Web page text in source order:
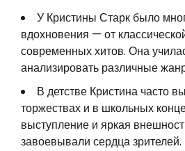
У Кристины Старк было
вдохновения — от
современных хитов. Она
анализировать различные
В детстве Кристина часто
торжествах и в школьных
выступление и яркая
завоевывали сердца зрителей.